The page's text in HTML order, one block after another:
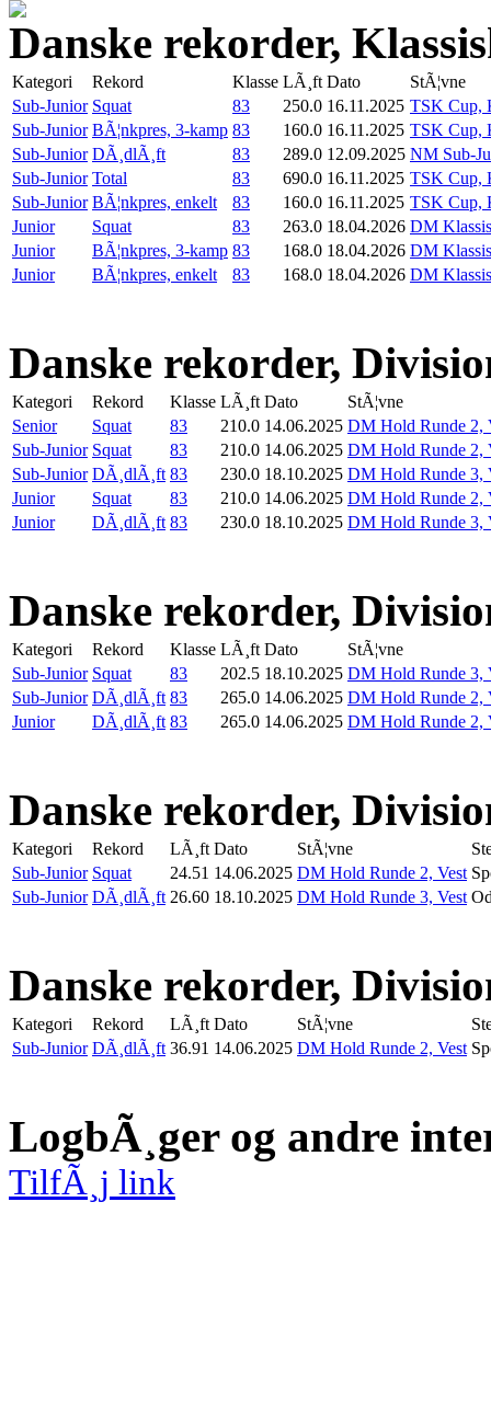
Danske rekorder,
Kategori Rekord Klasse LÃ¸ft Dato
StÃ¦vne
Sub-Junior Squat 83 250.0 16.11.2025 TSK Cup,
Sub-Junior BÃ¦nkpres, 3-kamp 83 160.0 16.11.2025 TSK Cup,
Sub-Junior DÃ¸dlÃ¸ft 83 289.0 12.09.2025 NM Sub-
Sub-Junior Total 83 690.0 16.11.2025 TSK Cup,
Sub-Junior BÃ¦nkpres, enkelt 83 160.0 16.11.2025 TSK Cup,
Junior
Squat 83 263.0 18.04.2026 DM
Junior
BÃ¦nkpres, 3-kamp 83 168.0 18.04.2026 DM
Junior
BÃ¦nkpres, enkelt 83 168.0 18.04.2026 DM
Danske rekorder,
Kategori Rekord Klasse LÃ¸ft Dato
StÃ¦vne
Senior
Squat 83 210.0 14.06.2025 DM Hold Runde 2,
Sub-Junior Squat 83 210.0 14.06.2025 DM Hold Runde 2,
Sub-Junior DÃ¸dlÃ¸ft 83 230.0 18.10.2025 DM Hold Runde 3,
Junior
Squat 83 210.0 14.06.2025 DM Hold Runde 2,
Junior
DÃ¸dlÃ¸ft 83 230.0 18.10.2025 DM Hold Runde 3,
Danske rekorder,
Kategori Rekord Klasse LÃ¸ft Dato
StÃ¦vne
Sub-Junior Squat 83 202.5 18.10.2025 DM Hold Runde 3,
Sub-Junior DÃ¸dlÃ¸ft 83 265.0 14.06.2025 DM Hold Runde 2,
Junior
DÃ¸dlÃ¸ft 83 265.0 14.06.2025 DM Hold Runde 2,
Danske rekorder,
Kategori Rekord LÃ¸ft Dato StÃ¦vne
Sub-Junior Squat 24.51 14.06.2025 DM Hold Runde 2, Vest
Sub-Junior DÃ¸dlÃ¸ft 26.60 18.10.2025 DM Hold Runde 3, Vest
Danske rekorder,
Kategori Rekord LÃ¸ft Dato StÃ¦vne
Sub-Junior DÃ¸dlÃ¸ft 36.91 14.06.2025 DM Hold Runde 2, Vest
LogbÃ¸ger og andre
TilfÃ¸j link